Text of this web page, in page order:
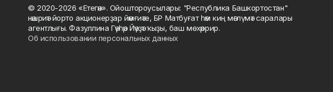
© 2020-2026 «Етегән». Ойоштороусылары: "Республика Башкортостан"
нәшриәт йорто акционерҙар йәмғиәте, БР Матбуғат һәм киң мәғлүмәт саралары
агентлығы. Фазуллина Гәүһәр Йәүҙәт ҡыҙы, баш мөхәррир.
Об использовании персональных данных